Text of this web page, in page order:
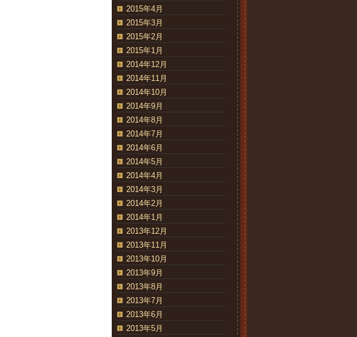
2015年4月
2015年3月
2015年2月
2015年1月
2014年12月
2014年11月
2014年10月
2014年9月
2014年8月
2014年7月
2014年6月
2014年5月
2014年4月
2014年3月
2014年2月
2014年1月
2013年12月
2013年11月
2013年10月
2013年9月
2013年8月
2013年7月
2013年6月
2013年5月